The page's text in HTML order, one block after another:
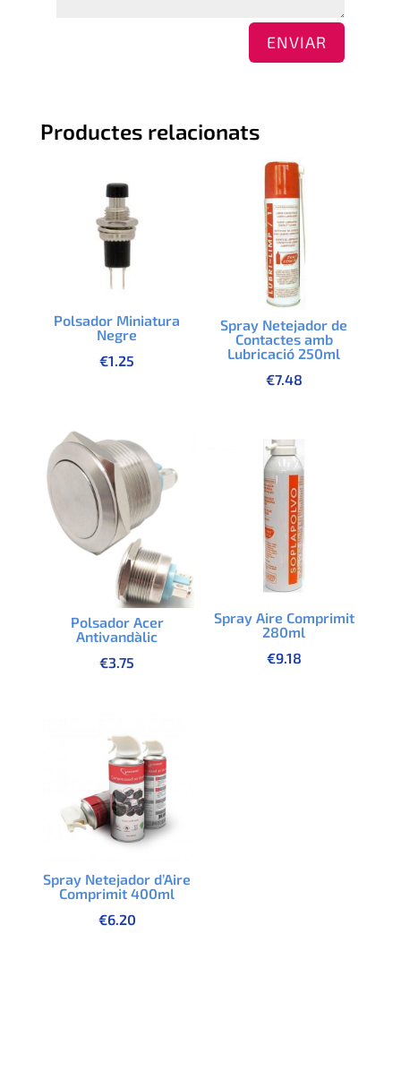
ENVIAR
Productes relacionats
Polsador Miniatura
Negre
€1.25
Spray Netejador de
Contactes amb
Lubricació 250ml
€7.48
Polsador Acer
Antivandàlic
€3.75
Spray Aire Comprimit
280ml
€9.18
Spray Netejador d’Aire
Comprimit 400ml
€6.20